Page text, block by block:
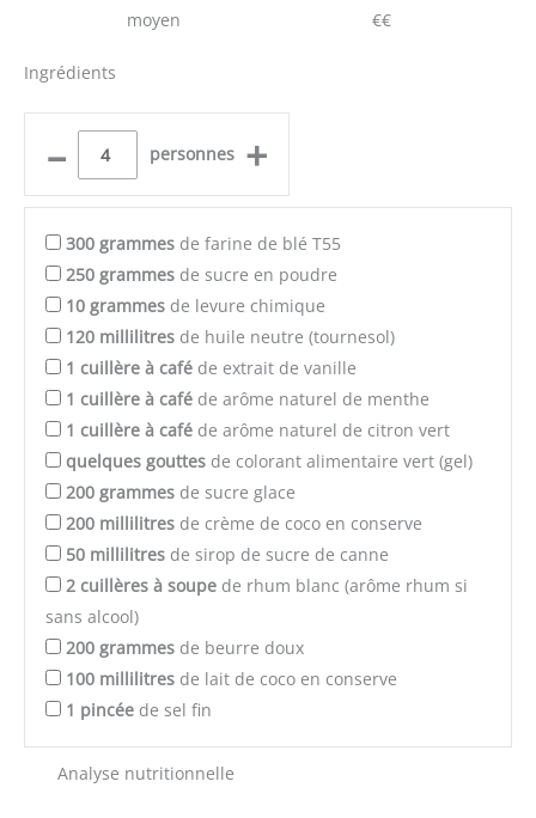
moyen €€
Ingrédients
– personnes +
300 grammes de farine de blé T55
250 grammes de sucre en poudre
10 grammes de levure chimique
120 millilitres de huile neutre (tournesol)
1 cuillère à café de extrait de vanille
1 cuillère à café de arôme naturel de menthe
1 cuillère à café de arôme naturel de citron vert
quelques gouttes de colorant alimentaire vert (gel)
200 grammes de sucre glace
200 millilitres de crème de coco en conserve
50 millilitres de sirop de sucre de canne
2 cuillères à soupe de rhum blanc (arôme rhum si
sans alcool)
200 grammes de beurre doux
100 millilitres de lait de coco en conserve
1 pincée de sel fin
Analyse nutritionnelle